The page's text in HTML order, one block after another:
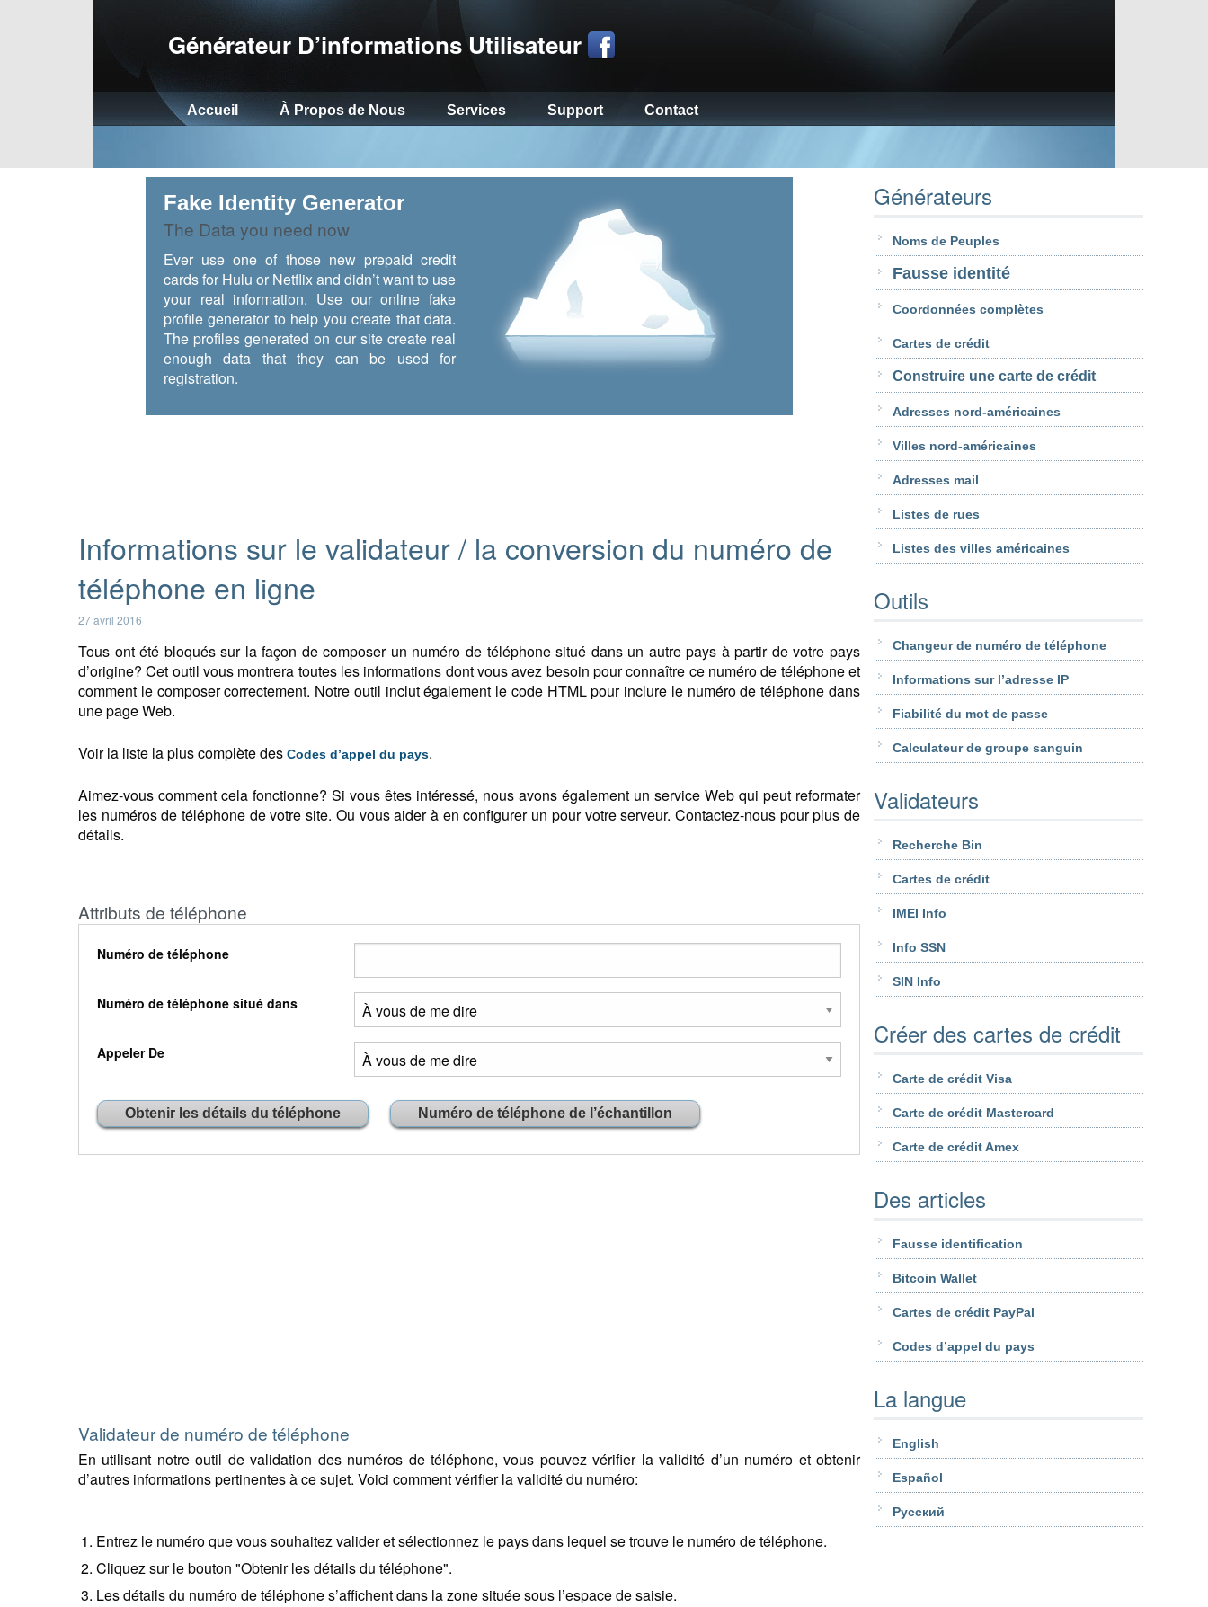
Générateur D’informations Utilisateur
Accueil À Propos de Nous Services Support Contact
Fake Identity Generator
The Data you need now
Ever use one of those new prepaid credit
cards for Hulu or Netflix and didn’t want to use
your real information. Use our online fake
profile generator to help you create that data.
The profiles generated on our site create real
enough data that they can be used for
registration.
Informations sur le validateur / la conversion du numéro de
téléphone en ligne
27 avril 2016
Tous ont été bloqués sur la façon de composer un numéro de téléphone situé dans un autre pays à partir de votre pays
d’origine? Cet outil vous montrera toutes les informations dont vous avez besoin pour connaître ce numéro de téléphone et
comment le composer correctement. Notre outil inclut également le code HTML pour inclure le numéro de téléphone dans
une page Web.
Voir la liste la plus complète des Codes d’appel du pays.
Aimez-vous comment cela fonctionne? Si vous êtes intéressé, nous avons également un service Web qui peut reformater
les numéros de téléphone de votre site. Ou vous aider à en configurer un pour votre serveur. Contactez-nous pour plus de
détails.
Attributs de téléphone
Numéro de téléphone
Numéro de téléphone situé dans
Appeler De
Validateur de numéro de téléphone
En utilisant notre outil de validation des numéros de téléphone, vous pouvez vérifier la validité d’un numéro et obtenir
d’autres informations pertinentes à ce sujet. Voici comment vérifier la validité du numéro:
Entrez le numéro que vous souhaitez valider et sélectionnez le pays dans lequel se trouve le numéro de téléphone.
Cliquez sur le bouton "Obtenir les détails du téléphone".
Les détails du numéro de téléphone s’affichent dans la zone située sous l’espace de saisie.
Générateurs
Noms de Peuples
Fausse identité
Coordonnées complètes
Cartes de crédit
Construire une carte de crédit
Adresses nord-américaines
Villes nord-américaines
Adresses mail
Listes de rues
Listes des villes américaines
Outils
Changeur de numéro de téléphone
Informations sur l’adresse IP
Fiabilité du mot de passe
Calculateur de groupe sanguin
Validateurs
Recherche Bin
Cartes de crédit
IMEI Info
Info SSN
SIN Info
Créer des cartes de crédit
Carte de crédit Visa
Carte de crédit Mastercard
Carte de crédit Amex
Des articles
Fausse identification
Bitcoin Wallet
Cartes de crédit PayPal
Codes d’appel du pays
La langue
English
Español
Pусский